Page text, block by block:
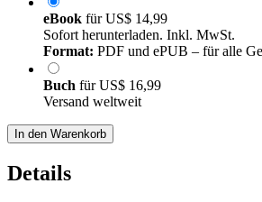
eBook fürUS$ 14,99
Sofort herunterladen. Inkl. MwSt.
Format: PDF und ePUB – für alle
Buch fürUS$ 16,99
Versand weltweit
In den Warenkorb
Details